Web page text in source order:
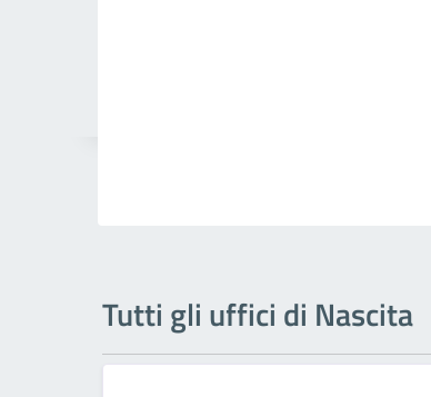
Tutti gli uffici di Nascita